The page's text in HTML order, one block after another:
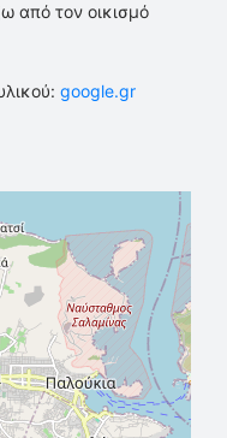
από τον οικισμό
google.gr